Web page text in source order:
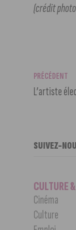
(crédit
PRÉCÉDENT
L’artiste
SUIVEZ-
CULTURE
Cinéma
Culture